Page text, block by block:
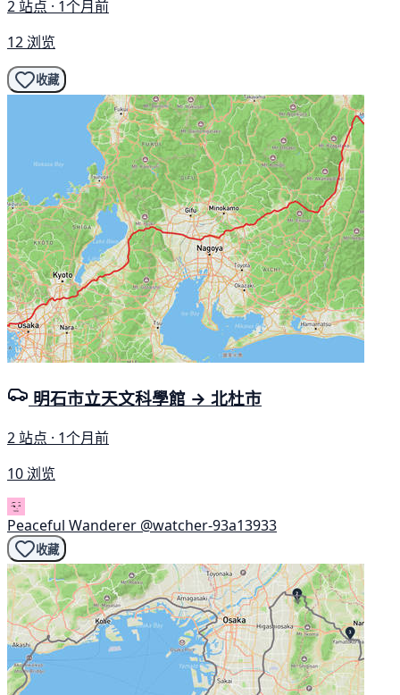
2 站点 · 1个月前
12 浏览
收藏
明石市立天文科學館 → 北杜市
2 站点 · 1个月前
10 浏览
Peaceful Wanderer @watcher-93a13933
收藏